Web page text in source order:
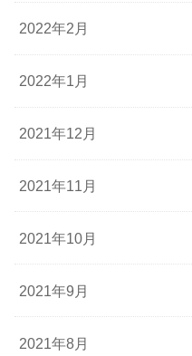
2022年2月
2022年1月
2021年12月
2021年11月
2021年10月
2021年9月
2021年8月